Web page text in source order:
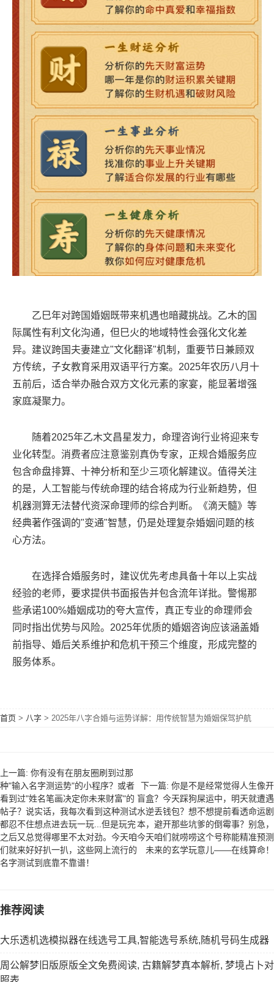
乙巳年对跨国婚姻既带来机遇也暗藏挑战。乙木的国
际属性有利文化沟通，但巳火的地域特性会强化文化差
异。建议跨国夫妻建立"文化翻译"机制，重要节日兼顾双
方传统，子女教育采用双语平行方案。2025年农历八月十
五前后，适合举办融合双方文化元素的家宴，能显著增强
家庭凝聚力。
随着2025年乙木文昌星发力，命理咨询行业将迎来专
业化转型。消费者应注意鉴别真伪专家，正规合婚服务应
包含命盘排算、十神分析和至少三项化解建议。值得关注
的是，人工智能与传统命理的结合将成为行业新趋势，但
机器测算无法替代资深命理师的综合判断。《滴天髓》等
经典著作强调的"变通"智慧，仍是处理复杂婚姻问题的核
心方法。
在选择合婚服务时，建议优先考虑具备十年以上实战
经验的老师，要求提供书面报告并包含流年详批。警惕那
些承诺100%婚姻成功的夸大宣传，真正专业的命理师会
同时指出优势与风险。2025年优质的婚姻咨询应该涵盖婚
前指导、婚后关系维护和危机干预三个维度，形成完整的
服务体系。
首页 > 八字 > 2025年八字合婚与运势详解：用传统智慧为婚姻保驾护航
上一篇: 你有没有在朋友圈刷到过那
种"输入名字测运势"的小程序？或者
看到过"姓名笔画决定你未来财富"的
帖子？说实话，我每次看到这种测试
都忍不住想点进去玩一玩...但是玩完
之后又总觉得哪里不太对劲。今天咱
们就来好好扒一扒，这些网上流行的
名字测试到底靠不靠谱！
下一篇: 你是不是经常觉得人生像开
盲盒？今天踩狗屎运中，明天就遭遇
水逆丢钱包？想不想提前看透命运剧
本，避开那些坑爹的倒霉事？别急，
今天咱们就唠唠这个号称能精准预测
未来的玄学玩意儿——在线算命！
推荐阅读
大乐透机选模拟器在线选号工具,智能选号系统,随机号码生成器
周公解梦旧版原版全文免费阅读, 古籍解梦真本解析, 梦境占卜对